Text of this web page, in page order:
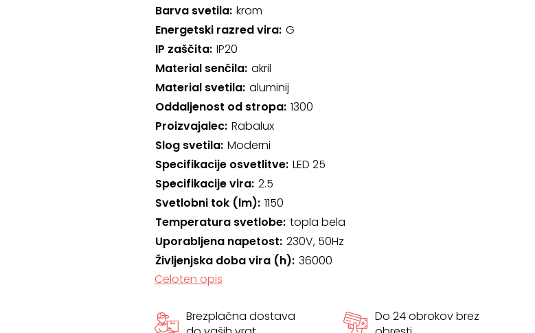
Barva svetila krom
Energetski razred vira G
IP zaščita IP20
Material senčila akril
Material svetila aluminij
Oddaljenost od stropa 1300
Proizvajalec Rabalux
Slog svetila Moderni
Specifikacije osvetlitve LED 25
Specifikacije vira 2.5
Svetlobni tok (lm) 1150
Temperatura svetlobe topla bela
Uporabljena napetost 230V, 50Hz
Življenjska doba vira (h) 36000
Celoten opis
Brezplačna dostava
Do 24 obrokov brez